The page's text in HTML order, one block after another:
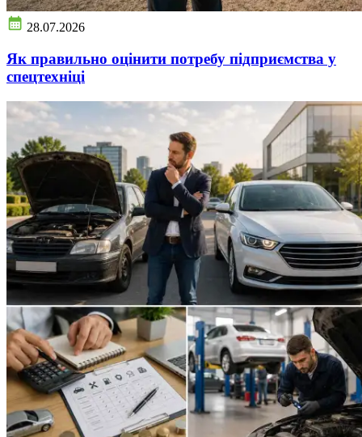
28.07.2026
Як правильно оцінити потребу підприємства у
спецтехніці